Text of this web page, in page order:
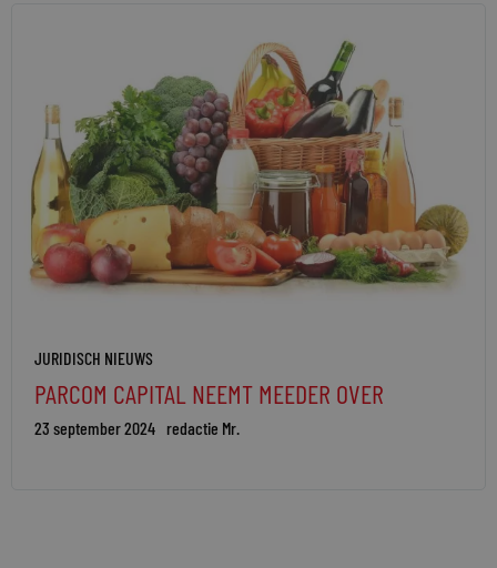
JURIDISCH NIEUWS
PARCOM CAPITAL NEEMT MEEDER OVER
23 september 2024 redactie Mr.